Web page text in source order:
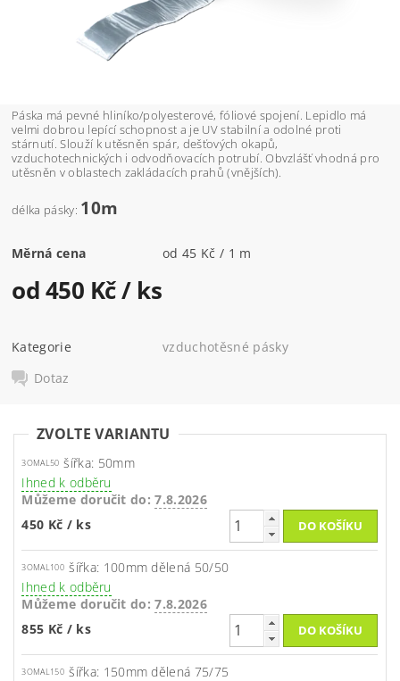
Páska má pevné hliníko/polyesterové, fóliové spojení. Lepidlo má
velmi dobrou lepící schopnost a je UV stabilní a odolné proti
stárnutí. Slouží k utěsněn spár, dešťových okapů,
vzduchotechnických i odvodňovacích potrubí. Obvzlášť vhodná pro
utěsněn v oblastech zakládacích prahů (vnějších).
délka pásky: 10m
Měrná cena od 45 Kč / 1 m
od 450 Kč/ ks
Kategorie
vzduchotěsné pásky
Dotaz
ZVOLTE VARIANTU
3OMAL50 šířka: 50mm
Ihned k odběru
Můžeme doručit do: 7.8.2026
450 Kč / ks
3OMAL100 šířka: 100mm dělená 50/50
Ihned k odběru
Můžeme doručit do: 7.8.2026
855 Kč / ks
3OMAL150 šířka: 150mm dělená 75/75